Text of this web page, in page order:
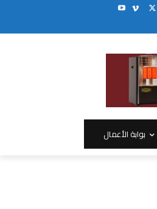
بوابة الأعمال